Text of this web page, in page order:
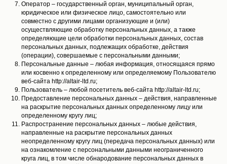
Оператор – государственный орган, муниципальный орган,
юридическое или физическое лицо, самостоятельно или
совместно с другими лицами организующие и (или)
осуществляющие обработку персональных данных, а также
определяющие цели обработки персональных данных, состав
персональных данных, подлежащих обработке, действия
(операции), совершаемые с персональными данными;
Персональные данные – любая информация, относящаяся прямо
или косвенно к определенному или определяемому Пользователю
веб-сайта http://altair-ltd.ru;
Пользователь – любой посетитель веб-сайта http://altair-ltd.ru;
Предоставление персональных данных – действия, направленные
на раскрытие персональных данных определенному лицу или
определенному кругу лиц;
Распространение персональных данных – любые действия,
направленные на раскрытие персональных данных
неопределенному кругу лиц (передача персональных данных) или
на ознакомление с персональными данными неограниченного
круга лиц, в том числе обнародование персональных данных в